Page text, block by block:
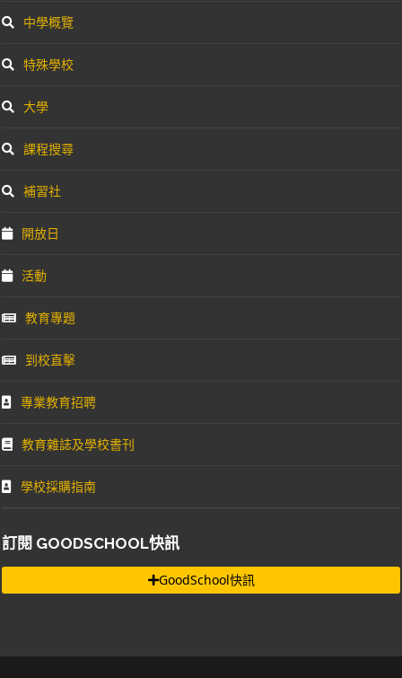
中學概覽
特殊學校
大學
課程搜尋
補習社
開放日
活動
教育專題
到校直擊
專業教育招聘
教育雜誌及學校書刊
學校採購指南
訂閱 GOODSCHOOL快訊
GoodSchool快訊